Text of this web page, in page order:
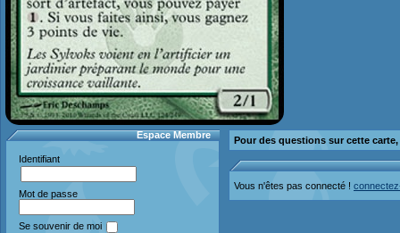
Espace Membre
Identifiant
Mot de passe
Se souvenir de moi
Pour des questions sur cette
Vous n'êtes pas connecté !